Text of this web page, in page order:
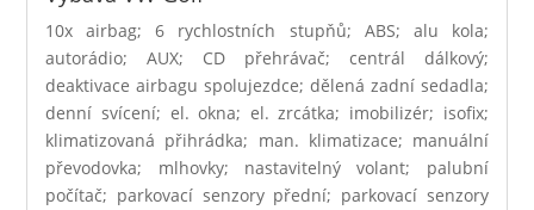
10x airbag; 6 rychlostních stupňů; ABS; alu kola;
autorádio; AUX; CD přehrávač; centrál dálkový;
deaktivace airbagu spolujezdce; dělená zadní sedadla;
denní svícení; el. okna; el. zrcátka; imobilizér; isofix;
klimatizovaná přihrádka; man. klimatizace; manuální
převodovka; mlhovky; nastavitelný volant; palubní
počítač; parkovací senzory přední; parkovací senzory